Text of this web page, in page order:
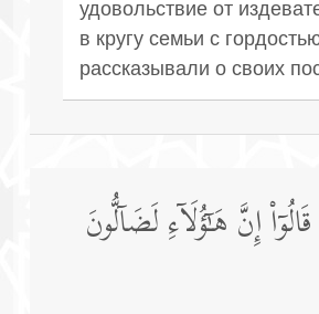
удовольствие от
в кругу семьи с
рассказывали о своих
إِنَّ هَـٰۤؤُلَاۤءِ لَضَاۤلُّونَ